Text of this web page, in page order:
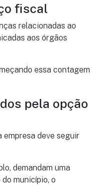
fiscal
relacionadas ao
aos órgãos
essa contagem
pela opção
empresa deve seguir
demandam uma
município, o